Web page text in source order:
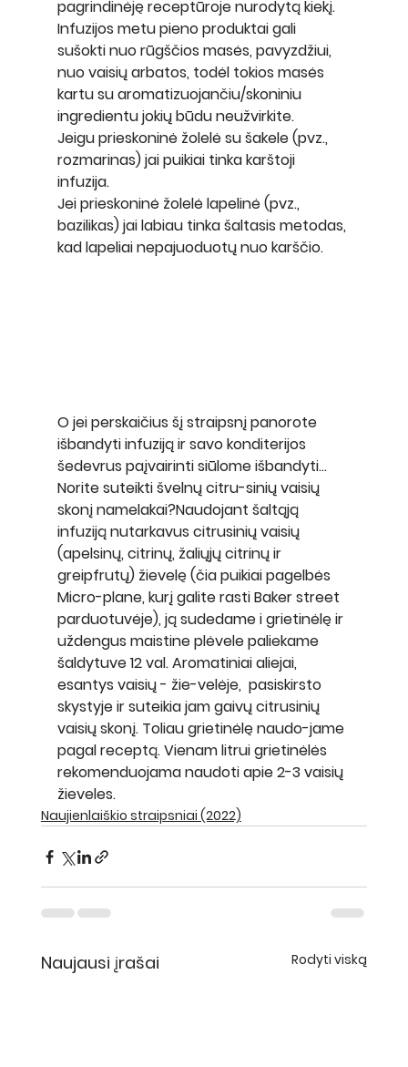
pagrindinėję receptūroje nurodytą kiekį.
Infuzijos metu pieno produktai gali
sušokti nuo rūgščios masės, pavyzdžiui,
nuo vaisių arbatos, todėl tokios masės
kartu su aromatizuojančiu/skoniniu
ingredientu jokių būdu neužvirkite.
Jeigu prieskoninė žolelė su šakele (pvz.,
rozmarinas) jai puikiai tinka karštoji
infuzija.
Jei prieskoninė žolelė lapelinė (pvz.,
bazilikas) jai labiau tinka šaltasis metodas,
kad lapeliai nepajuoduotų nuo karščio.
O jei perskaičius šį straipsnį panorote
išbandyti infuziją ir savo konditerijos
šedevrus paįvairinti siūlome išbandyti…
Norite suteikti švelnų citru-sinių vaisių
skonį namelakai?Naudojant šaltąją
infuziją nutarkavus citrusinių vaisių
(apelsinų, citrinų, žaliųjų citrinų ir
greipfrutų) žievelę (čia puikiai pagelbės
Micro-plane, kurį galite rasti Baker street
parduotuvėje), ją sudedame i grietinėlę ir
uždengus maistine plėvele paliekame
šaldytuve 12 val. Aromatiniai aliejai,
esantys vaisių - žie-velėje,  pasiskirsto
skystyje ir suteikia jam gaivų citrusinių
vaisių skonį. Toliau grietinėlę naudo-jame
pagal receptą. Vienam litrui grietinėlės
rekomenduojama naudoti apie 2-3 vaisių
žieveles.
Naujienlaiškio straipsniai (2022)
Naujausi įrašai Rodyti viską